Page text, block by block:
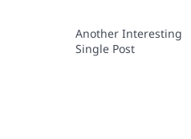
Another Interesting
Single Post